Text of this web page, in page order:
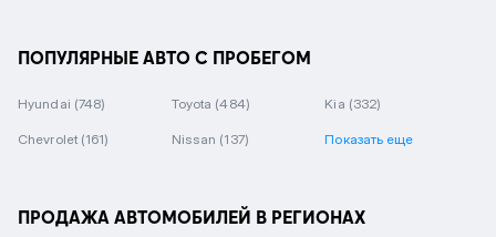
ПОПУЛЯРНЫЕ АВТО С ПРОБЕГОМ
Hyundai (748) Toyota (484) Kia (332)
Chevrolet (161) Nissan (137) Показать еще
ПРОДАЖА АВТОМОБИЛЕЙ В РЕГИОНАХ